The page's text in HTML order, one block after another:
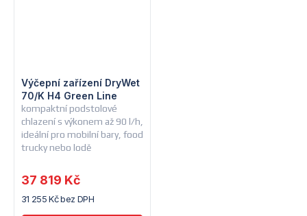
kompaktní podstolové
chlazení s výkonem až 90 l/h,
ideální pro mobilní bary, food
trucky nebo lodě
Výčepní zařízení DryWet
70/K H4 Green Line
31 255 Kč bez DPH
37 819 Kč